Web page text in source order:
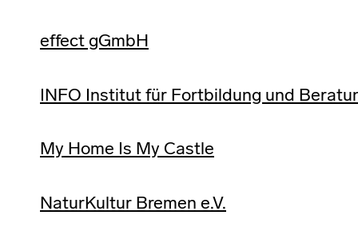
effect gGmbH
INFO Institut für Fortbildung und
My Home Is My Castle
NaturKultur Bremen e.V.